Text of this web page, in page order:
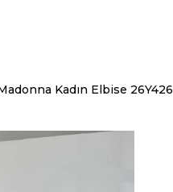
Kadın Elbise 26Y426